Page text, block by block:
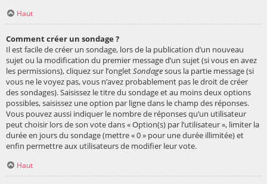
Haut
Comment créer un sondage ?
Il est facile de créer un sondage, lors de la publication d’un nouveau
sujet ou la modification du premier message d’un sujet (si vous en avez
les permissions), cliquez sur l’ongletSondagesous la partie message (si
vous ne le voyez pas, vous n’avez probablement pas le droit de créer
des sondages). Saisissez le titre du sondage et au moins deux options
possibles, saisissez une option par ligne dans le champ des réponses.
Vous pouvez aussi indiquer le nombre de réponses qu’un utilisateur
peut choisir lors de son vote dans « Option(s) par l’utilisateur », limiter la
durée en jours du sondage (mettre « 0 » pour une durée illimitée) et
enfin permettre aux utilisateurs de modifier leur vote.
Haut